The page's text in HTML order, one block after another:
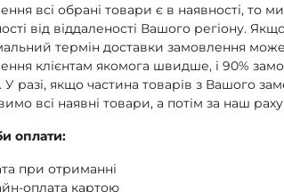
всі обрані товари є в наявності, то
від віддаленості Вашого регіону.
термін доставки замовлення
клієнтам якомога швидше, і 90%
У разі, якщо частина товарів з Вашого
всі наявні товари, а потім за наш
оплати:
при отриманні
оплата картою